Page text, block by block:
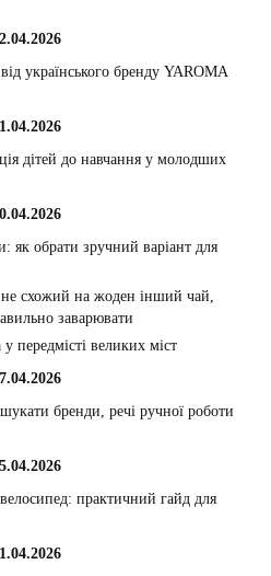
українського бренду YAROMA
дітей до навчання у молодших
як обрати зручний варіант для
схожий на жоден інший чай,
заварювати
передмісті великих міст
бренди, речі ручної роботи
практичний гайд для